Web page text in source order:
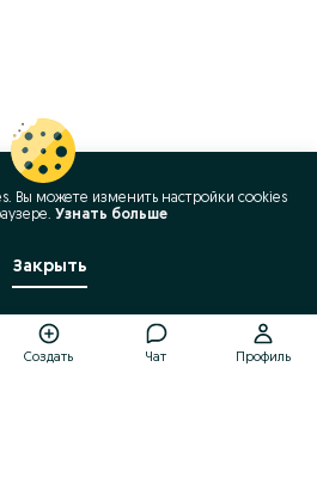
Создать Чат Профиль
Вы можете изменить настройки cookies
Узнать больше
Закрыть